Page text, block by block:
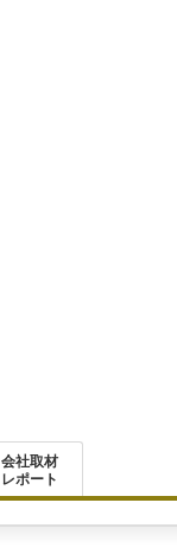
会社取材
レポート